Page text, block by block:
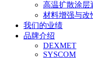
高温扩散涂层
材料增强与改
我们的业绩
品牌介绍
DEXMET
SYSCOM